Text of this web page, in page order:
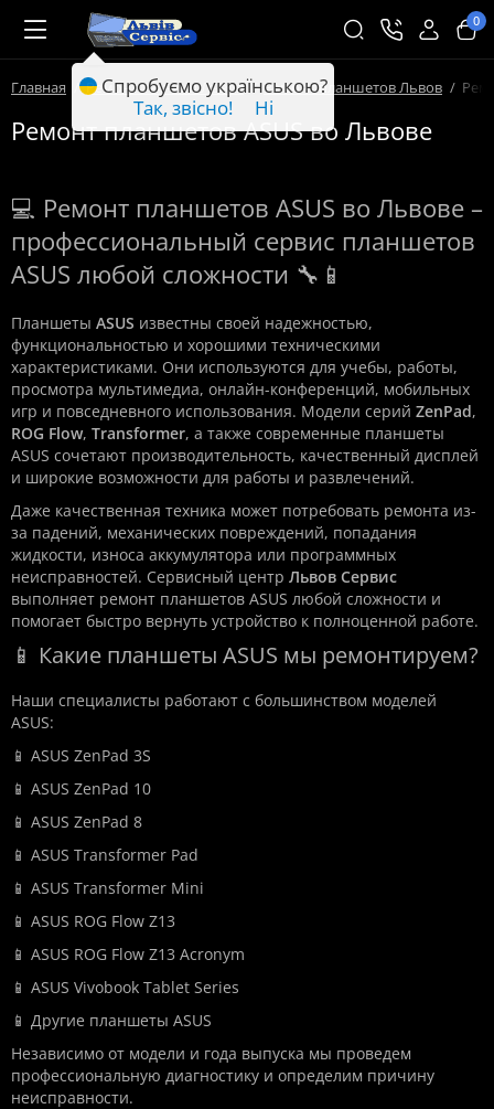
0
Главная Ремонт техники Львов Ремонт планшетов Львов
Ремонт планшетов ASUS во Львове
💻 Ремонт планшетов ASUS во Львове –
профессиональный сервис планшетов
ASUS любой сложности 🔧📱
Планшеты ASUS известны своей надежностью,
функциональностью и хорошими техническими
характеристиками. Они используются для учебы, работы,
просмотра мультимедиа, онлайн-конференций, мобильных
игр и повседневного использования. Модели серий ZenPad,
ROG Flow, Transformer, а также современные планшеты
ASUS сочетают производительность, качественный дисплей
и широкие возможности для работы и развлечений.
Даже качественная техника может потребовать ремонта из-
за падений, механических повреждений, попадания
жидкости, износа аккумулятора или программных
неисправностей. Сервисный центр Львов Сервис
выполняет ремонт планшетов ASUS любой сложности и
помогает быстро вернуть устройство к полноценной работе.
📱 Какие планшеты ASUS мы ремонтируем?
Наши специалисты работают с большинством моделей
ASUS:
📱 ASUS ZenPad 3S
📱 ASUS ZenPad 10
📱 ASUS ZenPad 8
📱 ASUS Transformer Pad
📱 ASUS Transformer Mini
📱 ASUS ROG Flow Z13
📱 ASUS ROG Flow Z13 Acronym
📱 ASUS Vivobook Tablet Series
📱 Другие планшеты ASUS
Независимо от модели и года выпуска мы проведем
профессиональную диагностику и определим причину
неисправности.
Спробуємо українською?
Так, звісно!
Ні